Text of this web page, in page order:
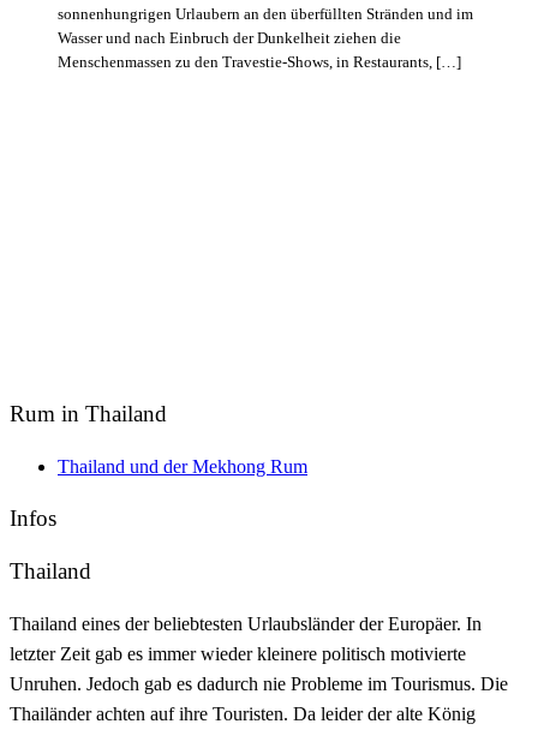
sonnenhungrigen Urlaubern an den überfüllten Stränden und im
Wasser und nach Einbruch der Dunkelheit ziehen die
Menschenmassen zu den Travestie-Shows, in Restaurants, […]
Rum in Thailand
Thailand und der Mekhong Rum
Infos
Thailand
Thailand eines der beliebtesten Urlaubsländer der Europäer. In
letzter Zeit gab es immer wieder kleinere politisch motivierte
Unruhen. Jedoch gab es dadurch nie Probleme im Tourismus. Die
Thailänder achten auf ihre Touristen. Da leider der alte König